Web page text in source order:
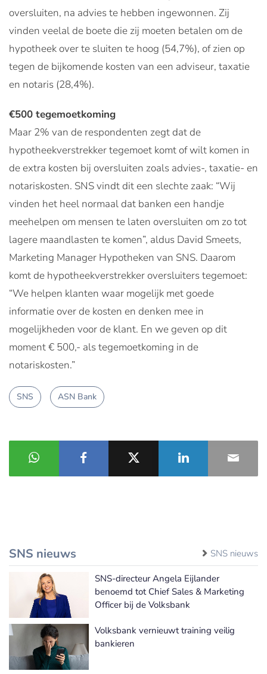
oversluiten, na advies te hebben ingewonnen. Zij
vinden veelal de boete die zij moeten betalen om de
hypotheek over te sluiten te hoog (54,7%), of zien op
tegen de bijkomende kosten van een adviseur, taxatie
en notaris (28,4%).
€500 tegemoetkoming
Maar 2% van de respondenten zegt dat de
hypotheekverstrekker tegemoet komt of wilt komen in
de extra kosten bij oversluiten zoals advies-, taxatie- en
notariskosten. SNS vindt dit een slechte zaak: “Wij
vinden het heel normaal dat banken een handje
meehelpen om mensen te laten oversluiten om zo tot
lagere maandlasten te komen”, aldus David Smeets,
Marketing Manager Hypotheken van SNS. Daarom
komt de hypotheekverstrekker oversluiters tegemoet:
“We helpen klanten waar mogelijk met goede
informatie over de kosten en denken mee in
mogelijkheden voor de klant. En we geven op dit
moment € 500,- als tegemoetkoming in de
notariskosten.”
SNS ASN Bank
SNS nieuws SNS nieuws
SNS-directeur Angela Eijlander
benoemd tot Chief Sales & Marketing
Officer bij de Volksbank
Volksbank vernieuwt training veilig
bankieren